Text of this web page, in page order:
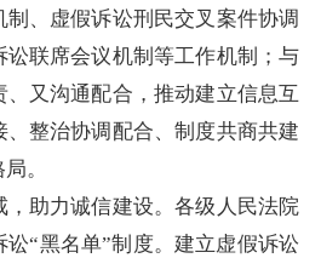
、虚假诉讼刑民交叉案件协调
联席会议机制等工作机制；与
又沟通配合，推动建立信息互
整治协调配合、制度共商共建
。
助力诚信建设。各级人民法院
“黑名单”制度。建立虚假诉讼